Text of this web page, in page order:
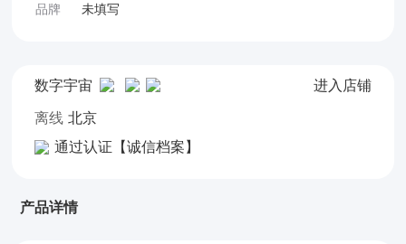
品牌
未填写
数字宇宙
进入店铺
离线 北京
通过认证【诚信档案】
产品详情